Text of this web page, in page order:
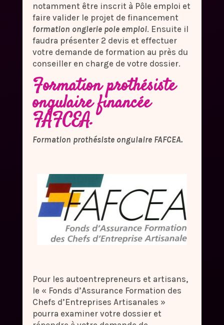
notamment être inscrit à Pôle emploi et
faire valider le projet de financement
formation onglerie pole emploi. Ensuite il
faudra présenter 2 devis et effectuer
votre demande de formation au près du
conseiller en charge de votre dossier.
Formation prothésiste
ongulaire financée
FAFCEA.
Formation prothésiste ongulaire FAFCEA.
Pour les autoentrepreneurs et artisans,
le « Fonds d’Assurance Formation des
Chefs d’Entreprises Artisanales »
pourra examiner votre dossier et